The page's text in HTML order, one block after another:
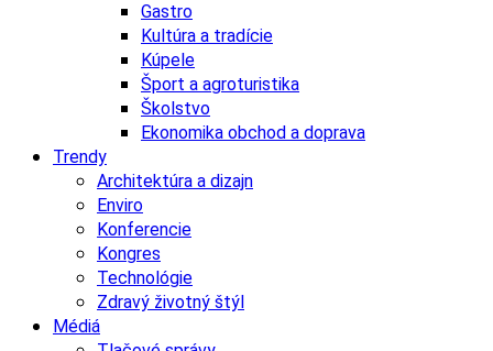
Gastro
Kultúra a tradície
Kúpele
Šport a agroturistika
Školstvo
Ekonomika obchod a doprava
Trendy
Architektúra a dizajn
Enviro
Konferencie
Kongres
Technológie
Zdravý životný štýl
Médiá